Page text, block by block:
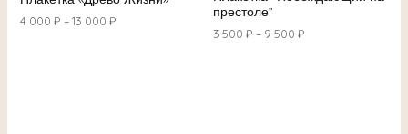
4 000 ₽ –13 000 ₽
престоле”
3 500 ₽ – 9 500 ₽